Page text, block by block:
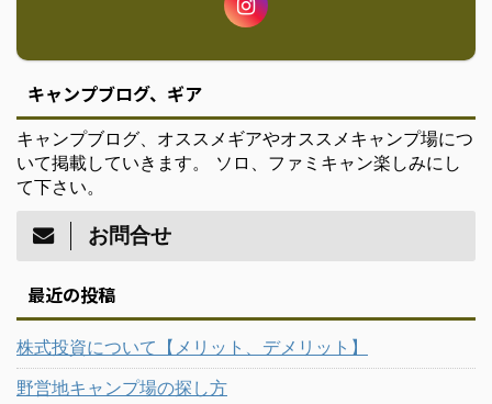
キャンプブログ、ギア
キャンプブログ、オススメギアやオススメキャンプ場につ
いて掲載していきます。 ソロ、ファミキャン楽しみにし
て下さい。
お問合せ
最近の投稿
株式投資について【メリット、デメリット】
野営地キャンプ場の探し方